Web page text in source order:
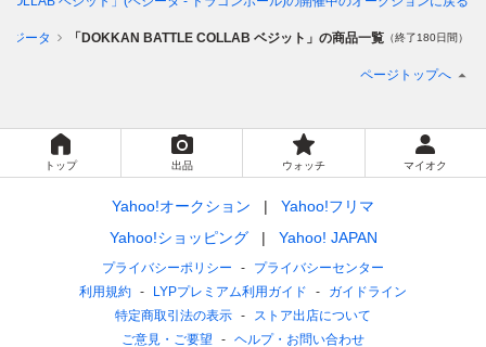
ベジータ 「DOKKAN BATTLE COLLAB ベジット」の商品一覧 （終了180日間）
ページトップへ
トップ 出品 ウォッチ マイオク
Yahoo!オークション
Yahoo!フリマ
Yahoo!ショッピング
Yahoo! JAPAN
プライバシーポリシー
プライバシーセンター
利用規約
LYPプレミアム利用ガイド
ガイドライン
特定商取引法の表示
ストア出店について
ご意見・ご要望
ヘルプ・お問い合わせ